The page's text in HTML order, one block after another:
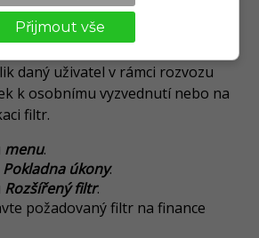
základě způsobu doručení
na uživatele, aby bylo možné
daný uživatel v rámci rozvozu
k osobnímu vyzvednutí nebo na
filtr.
menu.
Pokladna úkony.
Rozšířený filtr.
požadovaný filtr na finance
Přijmout vše